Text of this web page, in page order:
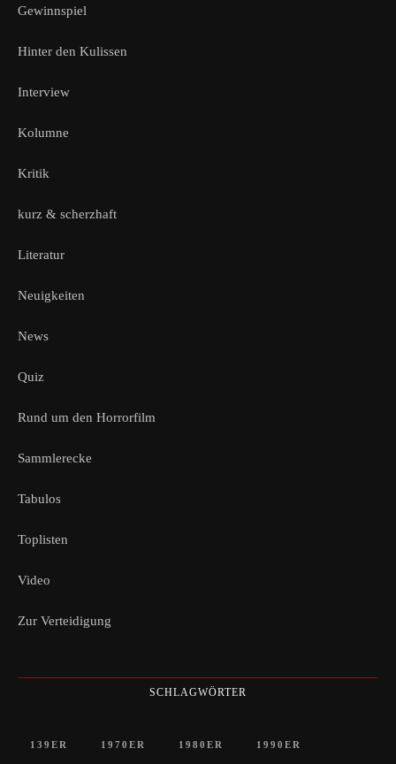
Gewinnspiel
Hinter den Kulissen
Interview
Kolumne
Kritik
kurz & scherzhaft
Literatur
Neuigkeiten
News
Quiz
Rund um den Horrorfilm
Sammlerecke
Tabulos
Toplisten
Video
Zur Verteidigung
SCHLAGWÖRTER
139ER 1970ER 1980ER 1990ER